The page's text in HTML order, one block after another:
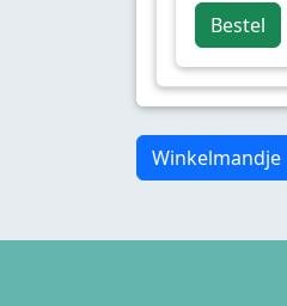
Bestel
Winkelmandje